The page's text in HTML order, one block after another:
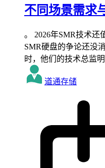
不同场景需求
。 2026年SMR技术还
SMR硬盘的争论还没
时，他们的技术总监
道通存储